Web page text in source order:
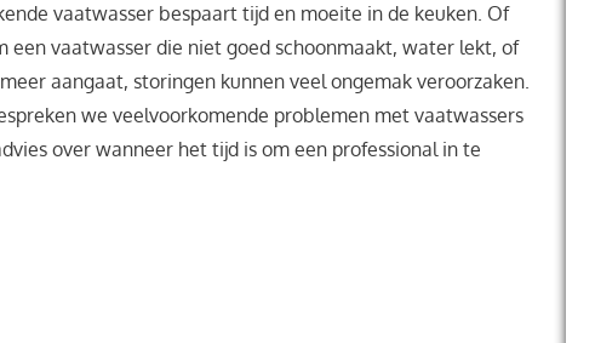
vaatwasser bespaart tijd en moeite in de keuken. Of
een vaatwasser die niet goed schoonmaakt, water lekt, of
aangaat, storingen kunnen veel ongemak veroorzaken.
we veelvoorkomende problemen met vaatwassers
over wanneer het tijd is om een professional in te